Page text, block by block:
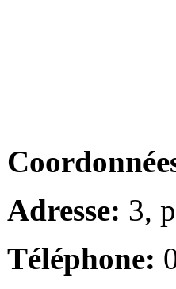
Adresse: 3,
Téléphone: